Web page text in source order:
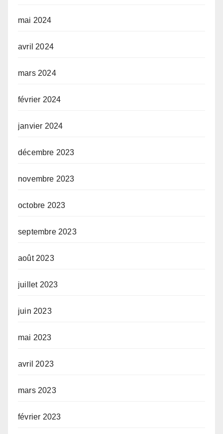
mai 2024
avril 2024
mars 2024
février 2024
janvier 2024
décembre 2023
novembre 2023
octobre 2023
septembre 2023
août 2023
juillet 2023
juin 2023
mai 2023
avril 2023
mars 2023
février 2023